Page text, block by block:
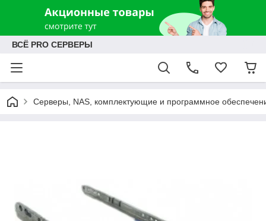
ВСЁ PRO СЕРВЕРЫ
Серверы, NAS, комплектующие и программное